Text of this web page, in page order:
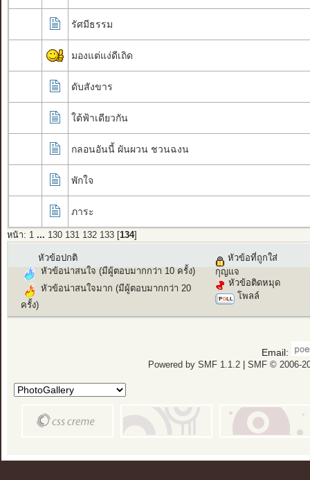
รัศมีธรรม
มองแต่แง่ดีเถิด
ดับสังขาร
ใต้ฟ้าเดียวกัน
กลอนอันนี้ ผันผวน ชวนฉงน
พักใจ
ภาระ
หน้า: 1 ... 130 131 132 133[ 134]
หัวข้อปกติ
หัวข้อน่าสนใจ (มีผู้ตอบมากกว่า 10 ครั้ง)
หัวข้อน่าสนใจมาก (มีผู้ตอบมากกว่า 20
ครั้ง)
หัวข้อที่ถูกใส่
กุญแจ
หัวข้อติดหมุด
โพลล์
Email:
Powered by SMF 1.1.2| SMF © 2006-